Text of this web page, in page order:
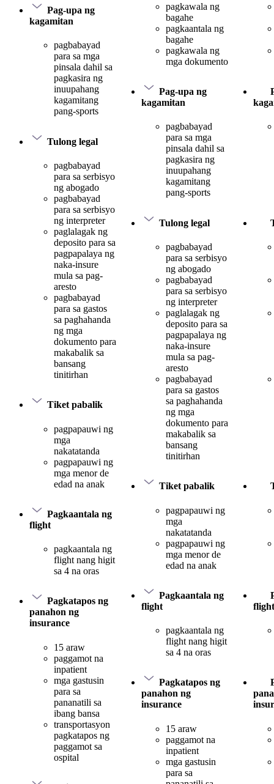
Pag-upa ng
kagamitan
pagbabayad
para sa mga
pinsala dahil sa
pagkasira ng
inuupahang
kagamitang
pang-sports
Tulong legal
pagbabayad
para sa serbisyo
ng abogado
pagbabayad
para sa serbisyo
ng interpreter
paglalagak ng
deposito para sa
pagpapalaya ng
naka-insure
mula sa pag-
aresto
pagbabayad
para sa gastos
sa paghahanda
ng mga
dokumento para
makabalik sa
bansang
tinitirhan
Tiket pabalik
pagpapauwi ng
mga
nakatatanda
pagpapauwi ng
mga menor de
edad na anak
Pagkaantala ng
flight
pagkaantala ng
flight nang higit
sa 4 na oras
Pagkatapos ng
panahon ng
insurance
15 araw
paggamot na
inpatient
mga gastusin
para sa
pananatili sa
ibang bansa
transportasyon
pagkatapos ng
paggamot sa
ospital
pagkawala ng
bagahe
pagkaantala ng
bagahe
pagkawala ng
mga dokumento
Pag-upa ng
kagamitan
pagbabayad
para sa mga
pinsala dahil sa
pagkasira ng
inuupahang
kagamitang
pang-sports
Tulong legal
pagbabayad
para sa serbisyo
ng abogado
pagbabayad
para sa serbisyo
ng interpreter
paglalagak ng
deposito para sa
pagpapalaya ng
naka-insure
mula sa pag-
aresto
pagbabayad
para sa gastos
sa paghahanda
ng mga
dokumento para
makabalik sa
bansang
tinitirhan
Tiket pabalik
pagpapauwi ng
mga
nakatatanda
pagpapauwi ng
mga menor de
edad na anak
Pagkaantala ng
flight
pagkaantala ng
flight nang higit
sa 4 na oras
Pagkatapos ng
panahon ng
insurance
15 araw
paggamot na
inpatient
mga gastusin
para sa
flight